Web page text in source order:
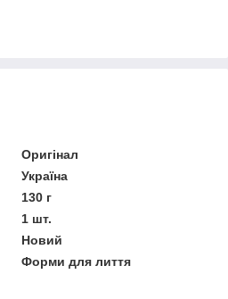
Оригінал
Україна
130 г
1 шт.
Новий
Форми для лиття